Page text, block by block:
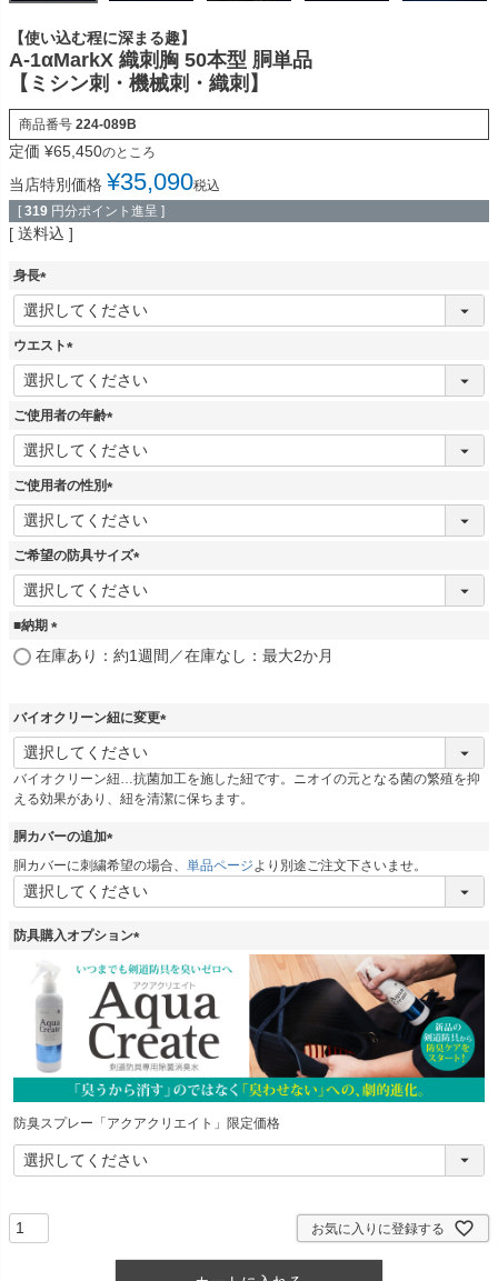
【使い込む程に深まる趣】
A-1αMarkX 織刺胸 50本型 胴単品
【ミシン刺・機械刺・織刺】
商品番号 224-089B
定価 ¥65,450のところ
当店特別価格 ¥35,090税込
[ 319 円分ポイント進呈 ]
送料込
身長
(
必
須
ウエスト
(
必
須
ご使用者の年齢
(
必
須
ご使用者の性別
(
必
須
ご希望の防具サイズ
(
必
■納期
(
在庫あり：約1週間／在庫なし：最大2か月
バイオクリーン紐に変更
(
須
)
バイオクリーン紐…抗菌加工を施した紐です。ニオイの元となる菌の繁殖を抑
える効果があり、紐を清潔に保ちます。
胴カバーの追加
(
必
須
胴カバーに刺繍希望の場合、 単品ページより別途ご注文下さいませ。
防具購入オプション
必
須
)
防臭スプレー「アクアクリエイト」限定価格
お気に入りに登録する